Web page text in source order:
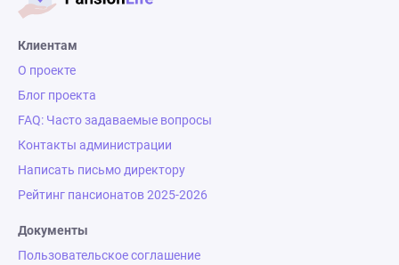
Клиентам
О проекте
Блог проекта
FAQ: Часто задаваемые вопросы
Контакты администрации
Написать письмо директору
Рейтинг пансионатов 2025-2026
Документы
Пользовательское соглашение